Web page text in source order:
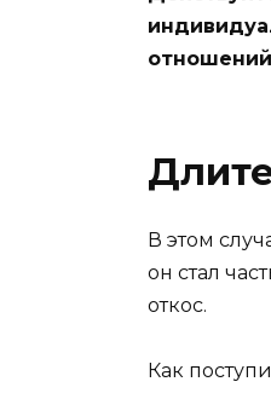
В этом
он стал
откос.
Как